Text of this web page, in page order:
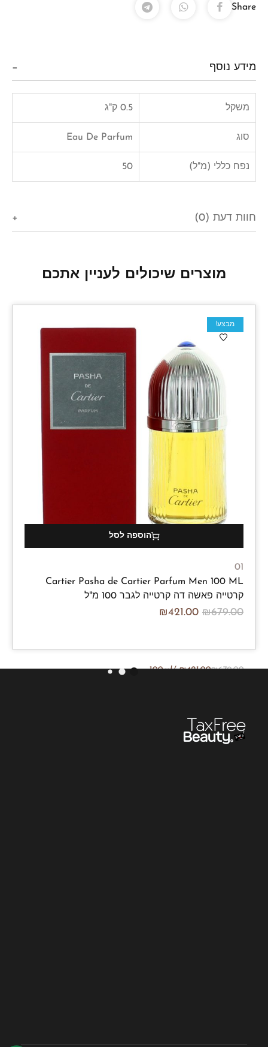
Share
מידע נוסף
משקל 0.5 ק"ג
סוג Eau De Parfum
נפח כללי (מ"ל) 50
חוות דעת (0)
מוצרים שיכולים לעניין אתכם
מבצע!
הוספה לסל
01
Cartier Pasha de Cartier Parfum Men 100 ML
קרטייה פאשה דה קרטייה לגבר 100 מ"ל
₪679.00
₪421.00
₪679.00
₪421.00
/100ml